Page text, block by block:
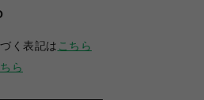
く表記は こちら
ら